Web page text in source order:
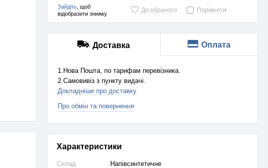
Зайдіть, щоб
відобразити знижку
До обраного Порівняти
Доставка Оплата
1.Нова Пошта, по тарифам перевізника.
2.Самовивіз з пункту видачі.
Докладніше про доставку
Про обмін та повернення
Характеристики
Склад
Напівсинтетичне